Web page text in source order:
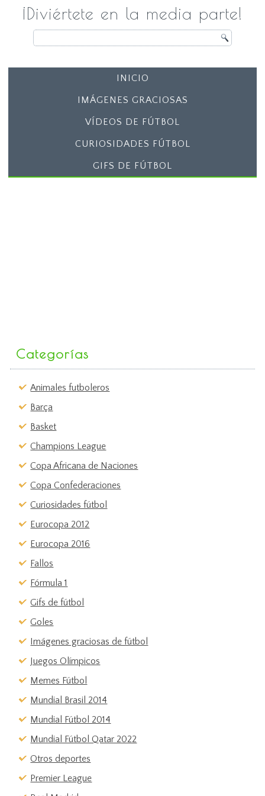
¡Diviértete en la media parte!
INICIO
IMÁGENES GRACIOSAS
VÍDEOS DE FÚTBOL
CURIOSIDADES FÚTBOL
GIFS DE FÚTBOL
Categorías
Animales futboleros
Barça
Basket
Champions League
Copa Africana de Naciones
Copa Confederaciones
Curiosidades fútbol
Eurocopa 2012
Eurocopa 2016
Fallos
Fórmula 1
Gifs de fútbol
Goles
Imágenes graciosas de fútbol
Juegos Olímpicos
Memes Fútbol
Mundial Brasil 2014
Mundial Fútbol 2014
Mundial Fútbol Qatar 2022
Otros deportes
Premier League